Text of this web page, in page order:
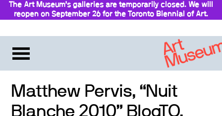
The Art Museum’s galleries are temporarily closed. We will
reopen on September 26 for the Toronto Biennial of Art.
Matthew Pervis, “Nuit
Blanche 2010” BlogTO,